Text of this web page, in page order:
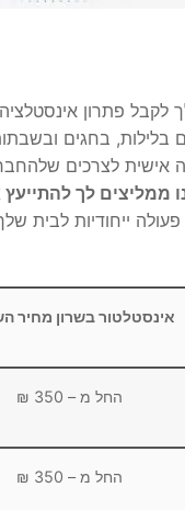
לקבל פתרון
עבורך 24 שעות כך שיש לך מענה גם בלילות, בחגים
אישית לצרכים
ממליצים לך להתייעץ
ייחודיות לבית
אינסטלטור בשרון מחיר
החל מ – 350 ₪
החל מ – 350 ₪